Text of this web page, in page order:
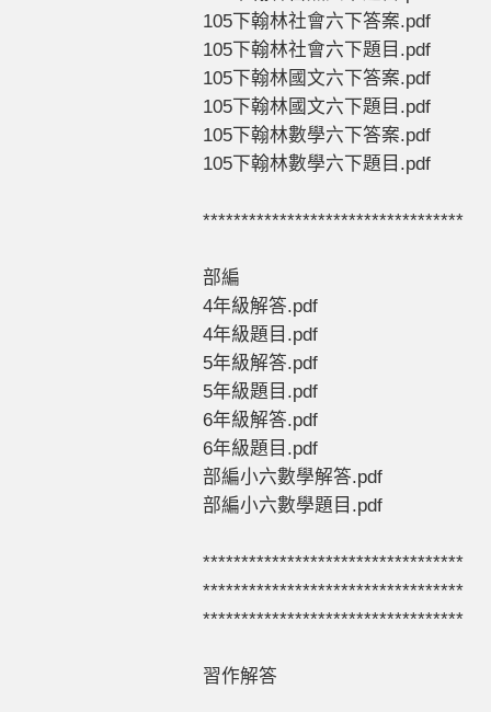
105下翰林社會六下答案.pdf
105下翰林社會六下題目.pdf
105下翰林國文六下答案.pdf
105下翰林國文六下題目.pdf
105下翰林數學六下答案.pdf
105下翰林數學六下題目.pdf
**********************************
部編
4年級解答.pdf
4年級題目.pdf
5年級解答.pdf
5年級題目.pdf
6年級解答.pdf
6年級題目.pdf
部編小六數學解答.pdf
部編小六數學題目.pdf
**********************************
**********************************
**********************************
習作解答